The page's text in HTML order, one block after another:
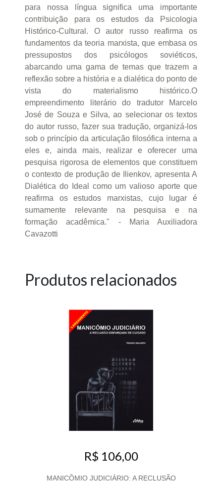
para nossa língua significa uma importante
contribuição para os estudos da Psicologia
Histórico-Cultural. O autor russo reafirma os
fundamentos da teoria marxista, que embasa os
pressupostos dos psicólogos soviéticos,
abarcando uma gama de temas que trazem a
reflexão sobre a história e a dialética do ponto de
vista do materialismo histórico.O
empreendimento literário do tradutor Marcelo
José de Souza e Silva, ao selecionar os textos
do autor russo, fazer sua tradução, organizá-los
sob o princípio da articulação filosófica interna a
eles e, ainda mais, realizar e oferecer uma
pesquisa rigorosa de elementos que constituem
o contexto de produção de Ilienkov, apresenta A
Dialética do Ideal como um valioso aporte que
reafirma os estudos marxistas, cujo lugar é
sumamente relevante na pesquisa e na
formação acadêmica." - Maria Auxiliadora
Cavazotti
Produtos relacionados
R$ 106,00
MANICÔMIO JUDICIÁRIO: A RECLUSÃO